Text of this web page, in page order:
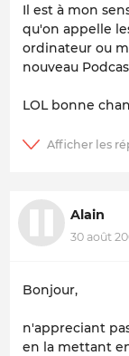
Il est à mon
qu'on appelle
ordinateur ou
nouveau
LOL bonne
Alain
30 août
Bonjour,
n'appreciant
en la mettant